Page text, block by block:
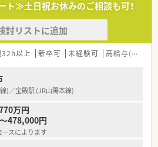
特化型店舗」など様々な店舗を運営してい
取り組んでおり「訪問調剤特化型店舗」を
室は業界最多の51店舗設置しています
定企業」「健康経営優良法人2023（大規模
人事制度、評価制度、キャリア支援制度等
ト≫土日祝お休みのご相談も可！
討リストに追加
32h以上 新卒可 未経験可 高給与(600万円以上)
)／宝殿駅 (JR山陽本線)
万円
478,000円
ースによります